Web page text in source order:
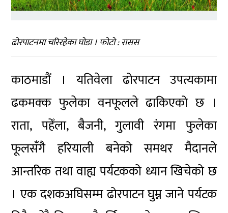
ढोरपाटनमा चरिरहेका घोडा । फोटो : रासस
काठमाडौं । यतिवेला ढोरपाटन उपत्यकामा
ढकमक्क फुलेका वनफूलले ढाकिएको छ ।
राता, पहेँला, बैजनी, गुलावी रंगमा फुलेका
फूलसँगै हरियाली बनेको समथर मैदानले
आन्तरिक तथा वाह्य पर्यटकको ध्यान खिचेको छ
। एक दशकअघिसम्म ढोरपाटन घुम्न जाने पर्यटक